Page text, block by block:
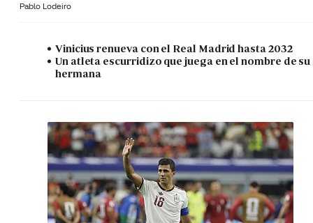
Pablo Lodeiro
Vinicius renueva con el Real Madrid hasta 2032
Un atleta escurridizo que juega en el nombre de su
hermana